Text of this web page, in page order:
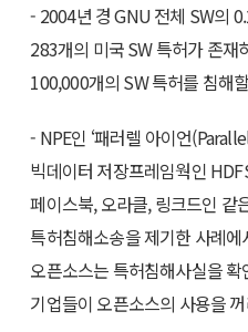
- 2004년 경 GNU 전체 SW의
283개의 미국 SW 특허가 존재
100,000개의 SW 특허를 침해
- NPE인 ‘패러렐 아이언
빅데이터 저장프레임웍인
페이스북, 오라클, 링크드인 같
특허침해소송을 제기한 사례
오픈소스는 특허침해사실을
기업들이 오픈소스의 사용을